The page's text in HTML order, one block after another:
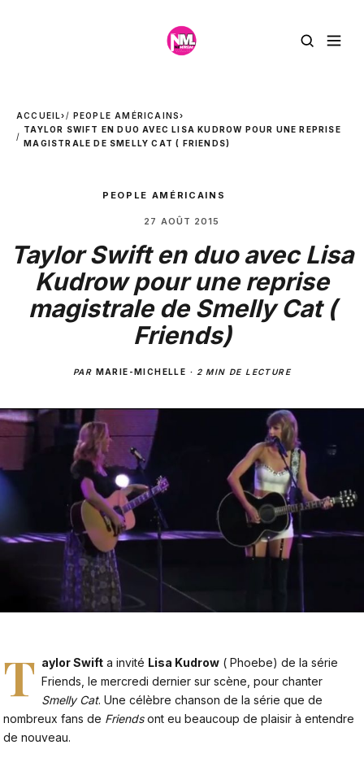
ACCUEIL› PEOPLE AMÉRICAINS›
TAYLOR SWIFT EN DUO AVEC LISA KUDROW POUR UNE REPRISE
MAGISTRALE DE SMELLY CAT ( FRIENDS)
PEOPLE AMÉRICAINS
27 AOÛT 2015
Taylor Swift en duo avec Lisa
Kudrow pour une reprise
magistrale de Smelly Cat (
Friends)
PAR MARIE-MICHELLE · 2 MIN DE LECTURE
T aylor Swift a invité Lisa Kudrow ( Phoebe) de la série
Friends, le mercredi dernier sur scène, pour chanter
Smelly Cat. Une célèbre chanson de la série que de
nombreux fans de Friendsont eu beaucoup de plaisir à entendre
de nouveau.